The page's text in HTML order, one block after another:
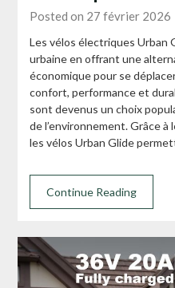
Posted on 27 février 2026
Les vélos électriques Urban
urbaine en offrant une
économique pour se
confort, performance et
sont devenus un choix
de l’environnement. Grâce
les vélos Urban Glide
Continue Reading